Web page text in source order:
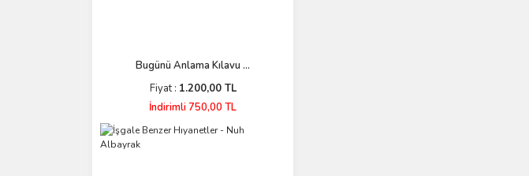
Bugünü Anlama Kılavu ...
Fiyat : 1.200,00 TL
İndirimli 750,00 TL